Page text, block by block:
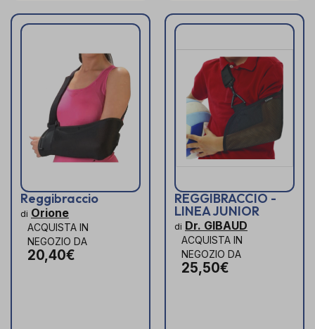
Reggibraccio
di Orione
ACQUISTA IN
NEGOZIO DA
20,40€
REGGIBRACCIO -
LINEA JUNIOR
di Dr. GIBAUD
ACQUISTA IN
NEGOZIO DA
25,50€